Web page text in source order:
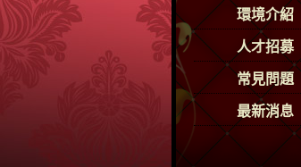
環境介紹
人才招募
常見問題
最新消息